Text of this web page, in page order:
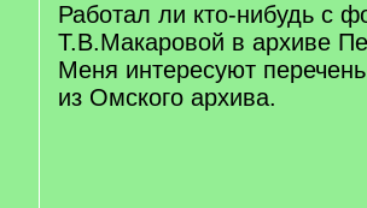
Работал ли кто-нибудь с
Т.В.Макаровой в архиве
Меня интересуют
из Омского архива.